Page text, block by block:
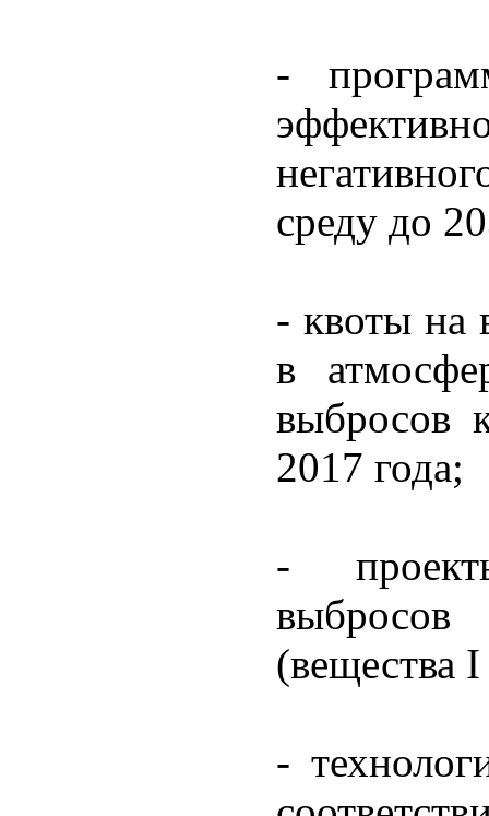
-
среду до
- квоты на
в
выбросов
2017 года;
-
(вещества
-